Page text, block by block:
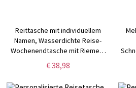
Reittasche mit individuellem
Namen, Wasserdichte Reise-
Wochenendtasche mit Riemen,
Dressur-Design-
Übernachtungstasche, Geschenk
€ 38,98